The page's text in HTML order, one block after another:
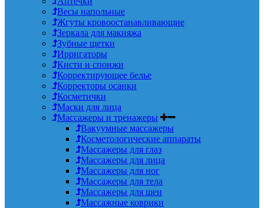
Весы напольные
Жгуты кровоостанавливающие
Зеркала для макияжа
Зубные щетки
Ирригаторы
Кисти и спонжи
Корректирующее белье
Корректоры осанки
Косметички
Маски для лица
Массажеры и тренажеры
Вакуумные массажеры
Косметологические аппараты
Массажеры для глаз
Массажеры для лица
Массажеры для ног
Массажеры для тела
Массажеры для шеи
Массажные коврики